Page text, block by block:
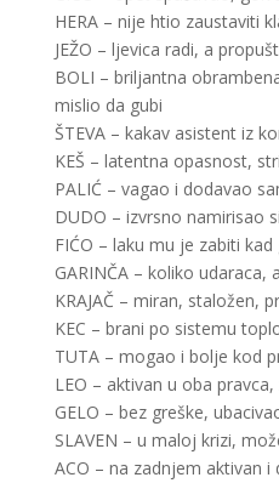
HERA – nije htio zaustaviti
JEŽO – ljevica radi, a
BOLI – briljantna
mislio da gubi
ŠTEVA – kakav asistent iz
KEŠ – latentna opasnost,
PALIĆ – vagao i dodavao
DUDO – izvrsno namirisao
FIĆO – laku mu je zabiti
GARINČA – koliko udaraca,
KRAJAČ – miran, staložen,
KEC – brani po sistemu
TUTA – mogao i bolje kod
LEO – aktivan u oba
GELO – bez greške,
SLAVEN – u maloj krizi,
ACO – na zadnjem aktivan i